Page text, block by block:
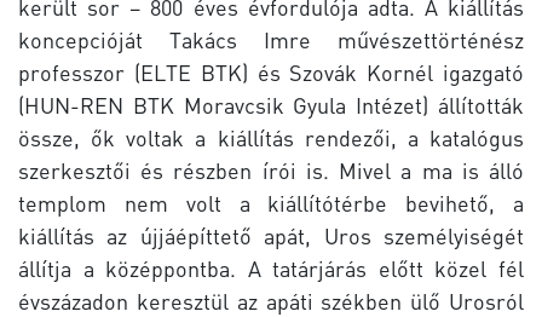
került sor – 800 éves évfordulója adta. A kiállítás
koncepcióját Takács Imre művészettörténész
professzor (ELTE BTK) és Szovák Kornél igazgató
(HUN-REN BTK Moravcsik Gyula Intézet) állították
össze, ők voltak a kiállítás rendezői, a katalógus
szerkesztői és részben írói is. Mivel a ma is álló
templom nem volt a kiállítótérbe bevihető, a
kiállítás az újjáépíttető apát, Uros személyiségét
állítja a középpontba. A tatárjárás előtt közel fél
évszázadon keresztül az apáti székben ülő Urosról